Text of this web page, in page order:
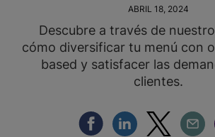
ABRIL 18, 2024
Descubre a través de
cómo diversificar tu menú con
based y satisfacer las
clientes.
Compartir Facebook
Compartir Linkedin
Compartir